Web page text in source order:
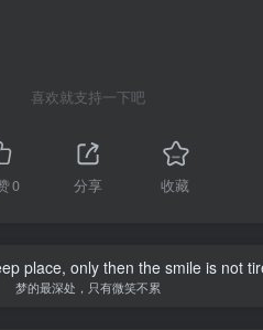
喜欢就支持一下吧
0 分享 收藏
place, only then the smile is not
梦的最深处，只有微笑不累